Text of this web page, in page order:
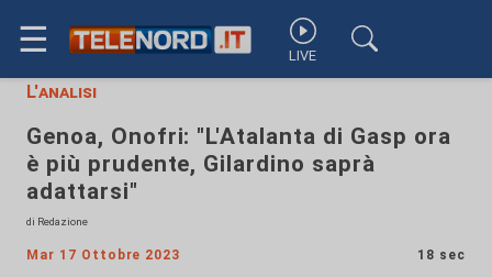
☰ LIVE
L'analisi
Genoa, Onofri: "L'Atalanta di Gasp ora
è più prudente, Gilardino saprà
adattarsi"
di Redazione
Mar 17 Ottobre 2023 18 sec